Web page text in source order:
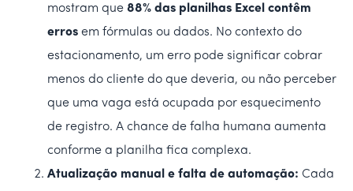
mostram que 88% das planilhas Excel contêm
erros em fórmulas ou dados. No contexto do
estacionamento, um erro pode significar cobrar
menos do cliente do que deveria, ou não perceber
que uma vaga está ocupada por esquecimento
de registro. A chance de falha humana aumenta
conforme a planilha fica complexa.
Atualização manual e falta de automação: Cada